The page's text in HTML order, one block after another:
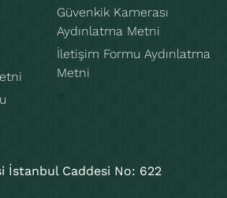
Güvenkik Kamerası
Aydınlatma Metni
İletişim Formu Aydınlatma
Metni
İstanbul Caddesi No: 622